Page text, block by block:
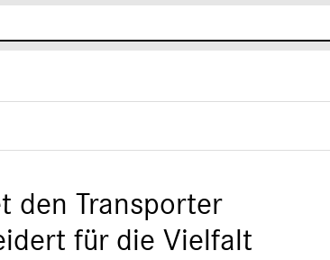
den Transporter
für die Vielfalt